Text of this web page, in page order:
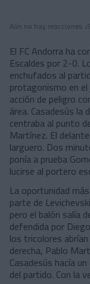
Aún no hay reacciones.
El FC Andorra ha
Escaldes por 2-0.
enchufados al
protagonismo en
acción de peligro
área. Casadesús la
centraba al punto
Martínez. El
larguero. Dos
ponía a prueba
lucirse al portero
La oportunidad
parte de
pero el balón salía
defendida por
los tricolores
derecha, Pablo
Casadesús hacía
del partido. Con la